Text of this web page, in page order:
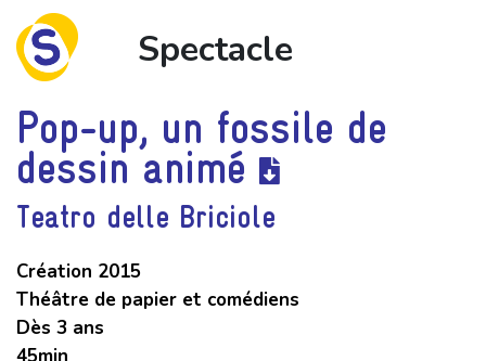
Spectacle
Pop-up, un fossile de
dessin animé
Teatro delle Briciole
Création 2015
Théâtre de papier et comédiens
Dès 3 ans
45min